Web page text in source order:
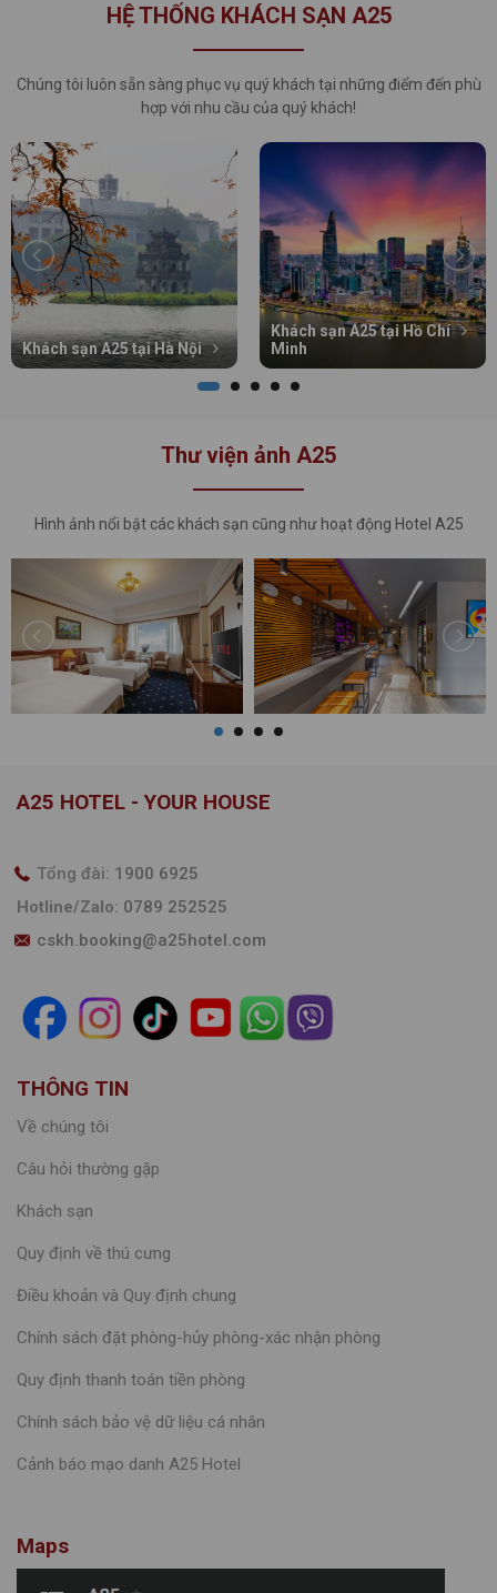
HỆ THỐNG KHÁCH SẠN A25
Chúng tôi luôn sẵn sàng phục vụ quý khách tại những điểm đến phù
hợp với nhu cầu của quý khách!
Khách sạn A25 tại Hà Nội
Khách sạn A25 tại Hồ Chí
Minh
Thư viện ảnh A25
Hình ảnh nổi bật các khách sạn cũng như hoạt động Hotel A25
A25 HOTEL - YOUR HOUSE
Tổng đài: 1900 6925
Hotline/Zalo: 0789 252525
cskh.booking@a25hotel.com
THÔNG TIN
Về chúng tôi
Câu hỏi thường gặp
Khách sạn
Quy định về thú cưng
Điều khoản và Quy định chung
Chính sách đặt phòng-hủy phòng-xác nhận phòng
Quy định thanh toán tiền phòng
Chính sách bảo vệ dữ liệu cá nhân
Cảnh báo mạo danh A25 Hotel
Maps